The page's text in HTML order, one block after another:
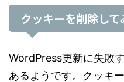
クッキーを削除して
WordPress更新に失敗
あるようです。クッキ